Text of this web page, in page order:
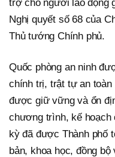
trợ cho người lao động
Nghị quyết số 68 của
Thủ tướng Chính phủ.
Quốc phòng an ninh
chính trị, trật tự an toàn
được giữ vững và ổn
chương trình, kế hoạch
kỳ đã được Thành phố
bản, khoa học, đồng